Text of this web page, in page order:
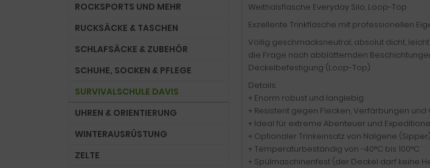
Weithalsflasche Everyday Silo, Loop-Top
Exzellente Trinkflasche mit professionellen
Völlig geschmacksneutral, absolut dicht,
die Frage nach abblätternden
Deckelbefestigung (Loop-Top).
Details:
+ Enorm robust und langlebig
+ Resistent gegen Flecken, Verfärbungen und
+ Ideal für extreme Abenteuer und
+ Optionaler Trinkeinsatz von Nalgene
+ Temperaturbeständig von -40°C bis 100°C
+ Spülmaschinenfest (der Deckel darf keine
ROCKSPORTS UND MEHR
RUCKSÄCKE & TASCHEN
SCHLAFSÄCKE & ZUBEHÖR
SCHUHE, SOCKEN & PFLEGE
SURVIVALSCHULE DAVIS
UHREN & ORIENTIERUNG
WINTERAUSRÜSTUNG
ZELTE